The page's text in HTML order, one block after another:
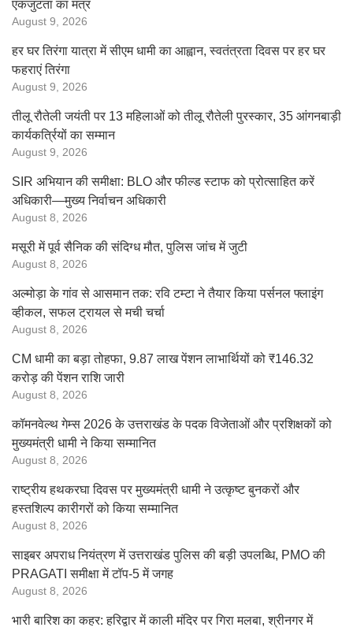
एकजुटता का मंत्र
August 9, 2026
हर घर तिरंगा यात्रा में सीएम धामी का आह्वान, स्वतंत्रता दिवस पर हर घर
फहराएं तिरंगा
August 9, 2026
तीलू रौतेली जयंती पर 13 महिलाओं को तीलू रौतेली पुरस्कार, 35 आंगनबाड़ी
कार्यकर्त्रियों का सम्मान
August 9, 2026
SIR अभियान की समीक्षा: BLO और फील्ड स्टाफ को प्रोत्साहित करें
अधिकारी—मुख्य निर्वाचन अधिकारी
August 8, 2026
मसूरी में पूर्व सैनिक की संदिग्ध मौत, पुलिस जांच में जुटी
August 8, 2026
अल्मोड़ा के गांव से आसमान तक: रवि टम्टा ने तैयार किया पर्सनल फ्लाइंग
व्हीकल, सफल ट्रायल से मची चर्चा
August 8, 2026
CM धामी का बड़ा तोहफा, 9.87 लाख पेंशन लाभार्थियों को ₹146.32
करोड़ की पेंशन राशि जारी
August 8, 2026
कॉमनवेल्थ गेम्स 2026 के उत्तराखंड के पदक विजेताओं और प्रशिक्षकों को
मुख्यमंत्री धामी ने किया सम्मानित
August 8, 2026
राष्ट्रीय हथकरघा दिवस पर मुख्यमंत्री धामी ने उत्कृष्ट बुनकरों और
हस्तशिल्प कारीगरों को किया सम्मानित
August 8, 2026
साइबर अपराध नियंत्रण में उत्तराखंड पुलिस की बड़ी उपलब्धि, PMO की
PRAGATI समीक्षा में टॉप-5 में जगह
August 8, 2026
भारी बारिश का कहर: हरिद्वार में काली मंदिर पर गिरा मलबा, श्रीनगर में